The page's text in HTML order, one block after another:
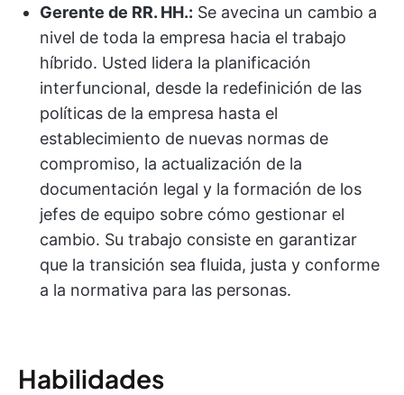
Gerente de RR. HH.: Se avecina un cambio a
nivel de toda la empresa hacia el trabajo
híbrido. Usted lidera la planificación
interfuncional, desde la redefinición de las
políticas de la empresa hasta el
establecimiento de nuevas normas de
compromiso, la actualización de la
documentación legal y la formación de los
jefes de equipo sobre cómo gestionar el
cambio. Su trabajo consiste en garantizar
que la transición sea fluida, justa y conforme
a la normativa para las personas.
Habilidades